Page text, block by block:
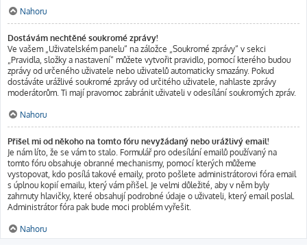
Nahoru
Dostávám nechtěné soukromé zprávy!
Ve vašem „Uživatelském panelu“ na záložce „Soukromé zprávy“ v sekci
„Pravidla, složky a nastavení“ můžete vytvořit pravidlo, pomocí kterého budou
zprávy od určeného uživatele nebo uživatelů automaticky smazány. Pokud
dostáváte urážlivé soukromé zprávy od určitého uživatele, nahlaste zprávy
moderátorům. Ti mají pravomoc zabránit uživateli v odesílání soukromých zpráv.
Nahoru
Přišel mi od někoho na tomto fóru nevyžádaný nebo urážlivý email!
Je nám líto, že se vám to stalo. Formulář pro odesílání emailů používaný na
tomto fóru obsahuje obranné mechanismy, pomocí kterých můžeme
vystopovat, kdo posílá takové emaily, proto pošlete administrátorovi fóra email
s úplnou kopií emailu, který vám přišel. Je velmi důležité, aby v něm byly
zahrnuty hlavičky, které obsahují podrobné údaje o uživateli, který email poslal.
Administrátor fóra pak bude moci problém vyřešit.
Nahoru